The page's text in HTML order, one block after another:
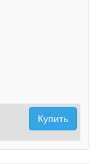
Купить